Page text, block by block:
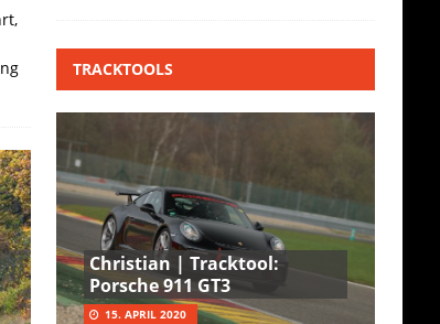
TRACKTOOLS
Christian | Tracktool:
Porsche 911 GT3
15. APRIL 2020